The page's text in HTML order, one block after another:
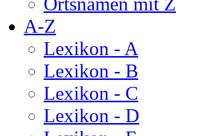
A-Z
Lexikon - A
Lexikon - B
Lexikon - C
Lexikon - D